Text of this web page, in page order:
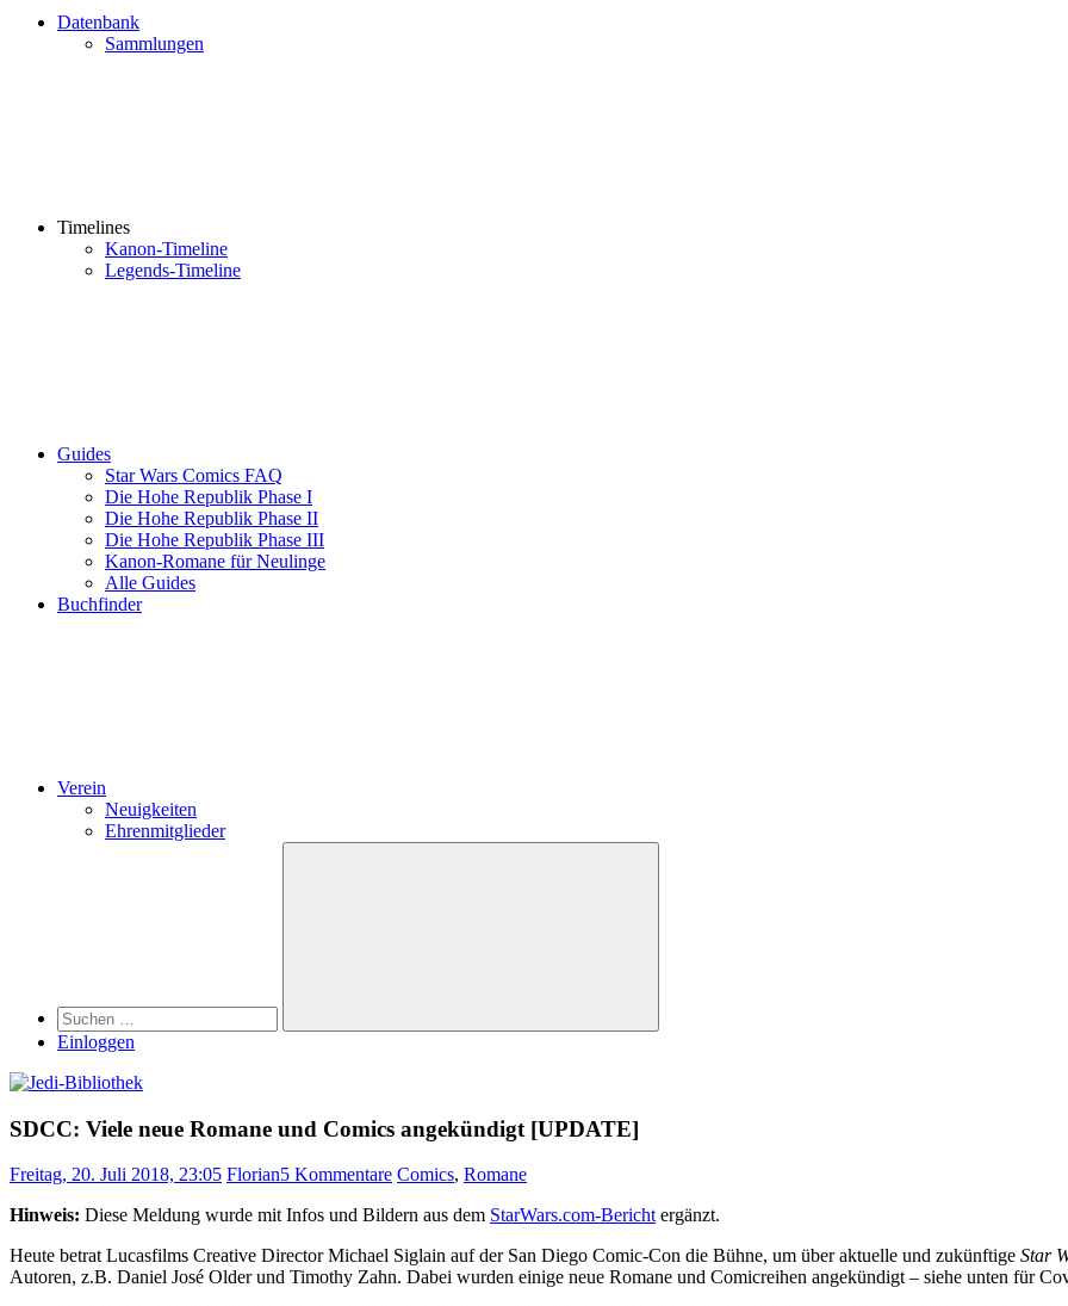
Datenbank
Sammlungen
Timelines
Kanon-Timeline
Legends-Timeline
Guides
Star Wars Comics FAQ
Die Hohe Republik Phase I
Die Hohe Republik Phase II
Die Hohe Republik Phase III
Kanon-Romane für Neulinge
Alle Guides
Buchfinder
Verein
Neuigkeiten
Ehrenmitglieder
Suchen
Einloggen
SDCC: Viele neue Romane und Comics angekündigt [UPDATE]
Freitag, 20. Juli 2018, 23:05 Florian5 Kommentare Comics, Romane
Hinweis: Diese Meldung wurde mit Infos und Bildern aus dem StarWars.com-Berichtergänzt.
Heute betrat Lucasfilms Creative Director Michael Siglain auf der San Diego Comic-Con die Bühne, um über aktuelle und zukünftige Star
Autoren, z.B. Daniel José Older und Timothy Zahn. Dabei wurden einige neue Romane und Comicreihen angekündigt – siehe unten für